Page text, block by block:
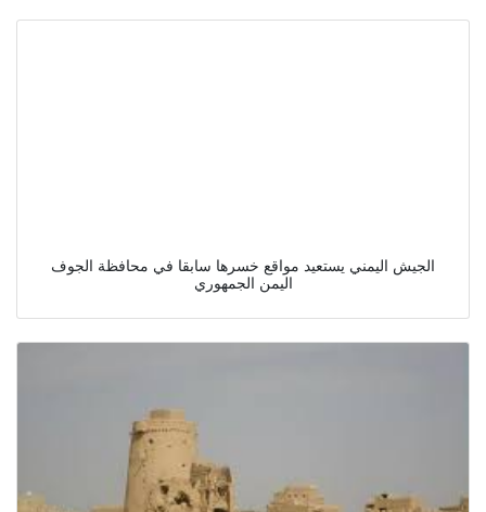
الجيش اليمني يستعيد مواقع خسرها سابقا في محافظة الجوف
اليمن الجمهوري